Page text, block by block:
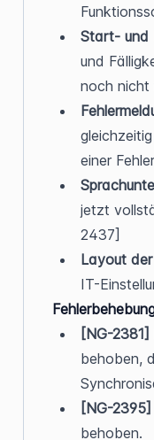
Start- und
und
noch nicht
einer
jetzt
2437]
Layout
IT-
[NG-2381]
behoben,
[NG-2395]
behoben.